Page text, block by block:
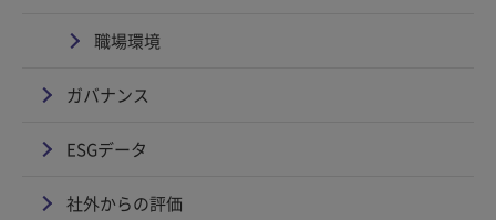
職場環境
ガバナンス
ESGデータ
社外からの評価